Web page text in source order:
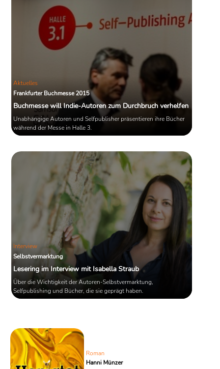
Aktuelles
Frankfurter Buchmesse 2015
Buchmesse will Indie-Autoren zum Durchbruch verhelfen
Unabhängige Autoren und Selfpublisher präsentieren ihre Bücher
während der Messe in Halle 3.
Interview
Selbstvermarktung
Lesering im Interview mit Isabella Straub
Über die Wichtigkeit der Autoren-Selbstvermarktung,
Selfpublishing und Bücher, die sie geprägt haben.
Roman
Hanni Münzer